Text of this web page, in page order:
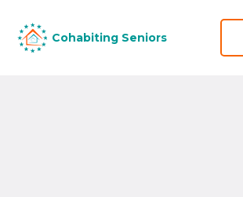
Cohabiting Seniors
Cohabiting Seniors